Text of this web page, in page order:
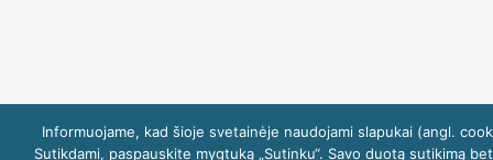
Informuojame, kad šioje svetainėje naudojami slapukai (angl.
Sutikdami, paspauskite mygtuką „Sutinku“. Savo duotą sutikimą